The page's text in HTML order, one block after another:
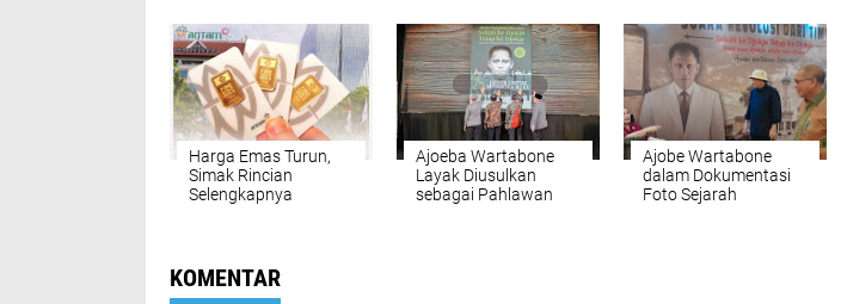
Harga Emas Turun,
Simak Rincian
Selengkapnya
Ajoeba Wartabone
Layak Diusulkan
sebagai Pahlawan
Ajobe Wartabone
dalam Dokumentasi
Foto Sejarah
KOMENTAR